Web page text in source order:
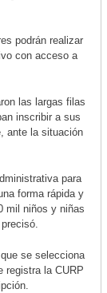
podrán realizar
con acceso a
las largas filas
inscribir a sus
ante la situación
para
forma rápida y
mil niños y niñas
se selecciona
registra la CURP